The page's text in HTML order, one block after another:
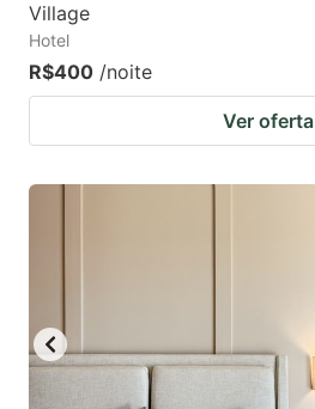
Village
Hotel
R$400 /noite
Ver oferta